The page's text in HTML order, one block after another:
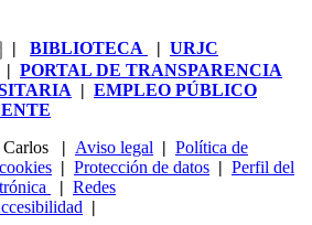
| BIBLIOTECA | URJC
| PORTAL DE TRANSPARENCIA
| EMPLEO PÚBLICO
| Aviso legal | Política de
| Protección de datos | Perfil del
| Redes
|